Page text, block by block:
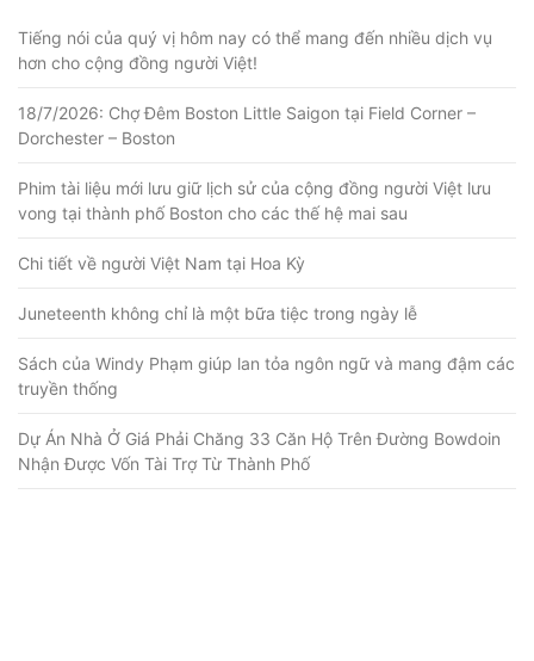
Tiếng nói của quý vị hôm nay có thể mang đến nhiều dịch vụ
hơn cho cộng đồng người Việt!
18/7/2026: Chợ Đêm Boston Little Saigon tại Field Corner –
Dorchester – Boston
Phim tài liệu mới lưu giữ lịch sử của cộng đồng người Việt lưu
vong tại thành phố Boston cho các thế hệ mai sau
Chi tiết về người Việt Nam tại Hoa Kỳ
Juneteenth không chỉ là một bữa tiệc trong ngày lễ
Sách của Windy Phạm giúp lan tỏa ngôn ngữ và mang đậm các
truyền thống
Dự Án Nhà Ở Giá Phải Chăng 33 Căn Hộ Trên Đường Bowdoin
Nhận Được Vốn Tài Trợ Từ Thành Phố